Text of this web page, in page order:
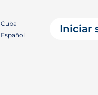
Cuba
Iniciar